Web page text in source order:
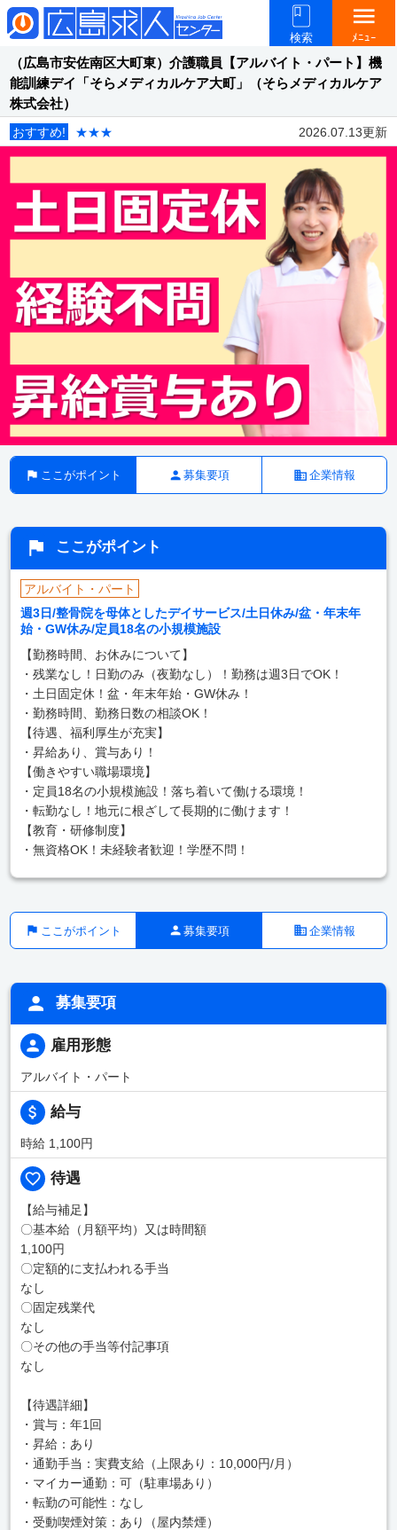
検索
menu
ﾒﾆｭｰ
（広島市安佐南区大町東）介護職員【アルバイト・パート】機
能訓練デイ「そらメディカルケア大町」（そらメディカルケア
株式会社）
おすすめ! ★★★ 2026.07.13更新
ここがポイント 募集要項 企業情報
ここがポイント
アルバイト・パート
週3日/整骨院を母体としたデイサービス/土日休み/盆・年末年
始・GW休み/定員18名の小規模施設
【勤務時間、お休みについて】
・残業なし！日勤のみ（夜勤なし）！勤務は週3日でOK！
・土日固定休！盆・年末年始・GW休み！
・勤務時間、勤務日数の相談OK！
【待遇、福利厚生が充実】
・昇給あり、賞与あり！
【働きやすい職場環境】
・定員18名の小規模施設！落ち着いて働ける環境！
・転勤なし！地元に根ざして長期的に働けます！
【教育・研修制度】
・無資格OK！未経験者歓迎！学歴不問！
ここがポイント 募集要項 企業情報
募集要項
雇用形態
アルバイト・パート
給与
時給 1,100円
待遇
【給与補足】
〇基本給（月額平均）又は時間額
1,100円
〇定額的に支払われる手当
なし
〇固定残業代
なし
〇その他の手当等付記事項
なし
【待遇詳細】
・賞与：年1回
・昇給：あり
・通勤手当：実費支給（上限あり：10,000円/月）
・マイカー通勤：可（駐車場あり）
・転勤の可能性：なし
・受動喫煙対策：あり（屋内禁煙）